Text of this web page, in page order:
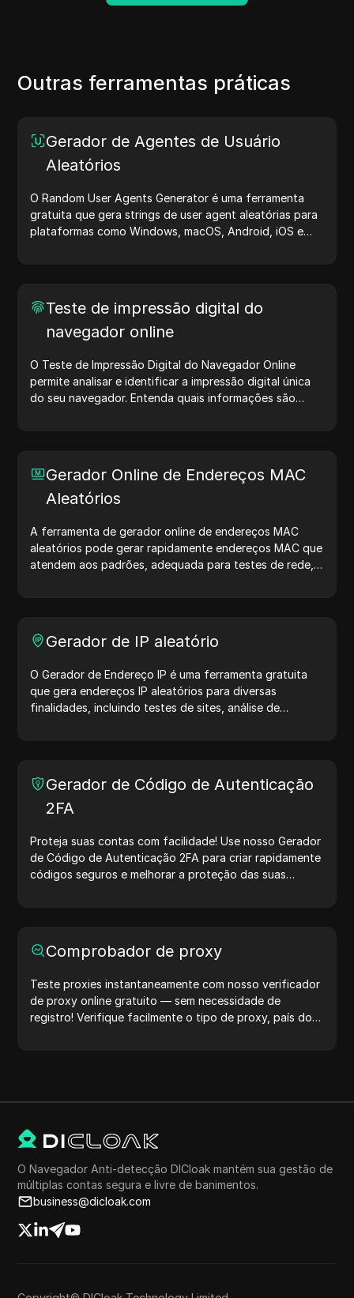
Outras ferramentas práticas
Gerador de Agentes de Usuário
Aleatórios
O Random User Agents Generator é uma ferramenta
gratuita que gera strings de user agent aleatórias para
plataformas como Windows, macOS, Android, iOS e
de trabalho — comece a gerar user agents hoje mesmo!
Teste de impressão digital do
navegador online
O Teste de Impressão Digital do Navegador Online
permite analisar e identificar a impressão digital única
do seu navegador. Entenda quais informações são
Gerador Online de Endereços MAC
Aleatórios
A ferramenta de gerador online de endereços MAC
aleatórios pode gerar rapidamente endereços MAC que
atendem aos padrões, adequada para testes de rede,
Gerador de IP aleatório
O Gerador de Endereço IP é uma ferramenta gratuita
que gera endereços IP aleatórios para diversas
finalidades, incluindo testes de sites, análise de
para testar geolocalização, verificar privacidade e
muito mais. Simplifique seus fluxos de trabalho e
otimize seu processo de desenvolvimento — gere
Gerador de Código de Autenticação
2FA
Proteja suas contas com facilidade! Use nosso Gerador
de Código de Autenticação 2FA para criar rapidamente
códigos seguros e melhorar a proteção das suas
Comprobador de proxy
Teste proxies instantaneamente com nosso verificador
de proxy online gratuito — sem necessidade de
registro! Verifique facilmente o tipo de proxy, país do
O Navegador Anti-detecção DICloak mantém sua gestão de
múltiplas contas segura e livre de banimentos.
business@dicloak.com